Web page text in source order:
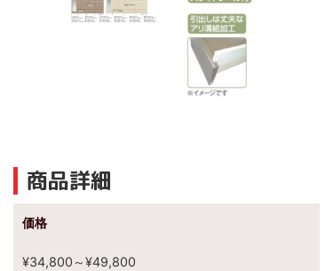
商品詳細
価格
¥34,800～¥49,800